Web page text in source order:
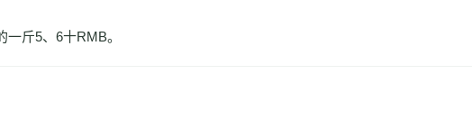
斤5、6十RMB。